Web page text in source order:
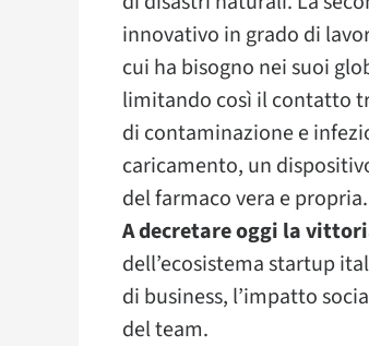
innovativo in grado di
cui ha bisogno nei suoi
limitando così il contatto
di contaminazione e
caricamento, un
del farmaco vera e propria.
A decretare oggi la
dell’ecosistema startup
di business, l’impatto
del team.